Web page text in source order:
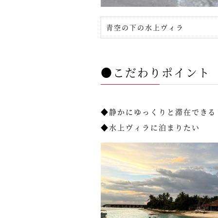
青空の下の水上ヴィラ
●こだわりポイント
◆静かにゆっくりと滞在できる
◆水上ヴィラに泊まりたい